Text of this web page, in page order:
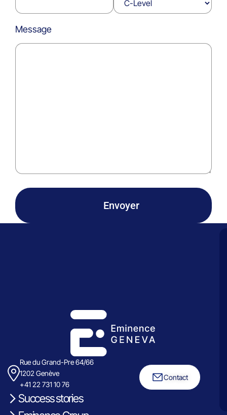
Message
Envoyer
Rue du Grand-Pre 64/66
1202 Genève
+41 22 731 10 76
Contact
Success stories